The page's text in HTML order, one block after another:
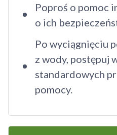
Poproś o pomoc
o ich
Po wyciągnięciu
z wody, postępuj
standardowych
pomocy.